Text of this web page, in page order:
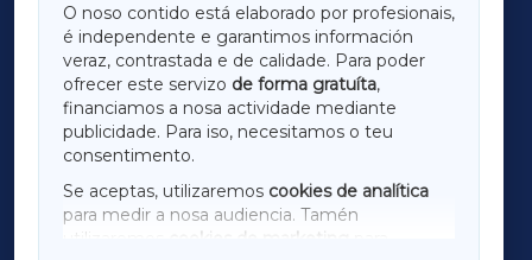
O noso contido está elaborado por profesionais,
é independente e garantimos información
veraz, contrastada e de calidade. Para poder
ofrecer este servizo de forma gratuíta,
financiamos a nosa actividade mediante
publicidade. Para iso, necesitamos o teu
consentimento.
Se aceptas, utilizaremos cookies de analítica
para medir a nosa audiencia. Tamén
utilizaremos
cookies de marketing
LUGOXA
TERRACHAXA
AMARIÑAXA